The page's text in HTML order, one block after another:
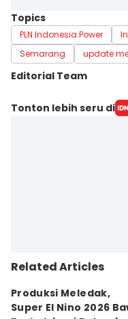
Topics
PLN Indonesia Power
Semarang
update
Editorial Team
Editor
Tonton lebih seru di
Related Articles
Produksi Meledak,
Super El Nino 2026